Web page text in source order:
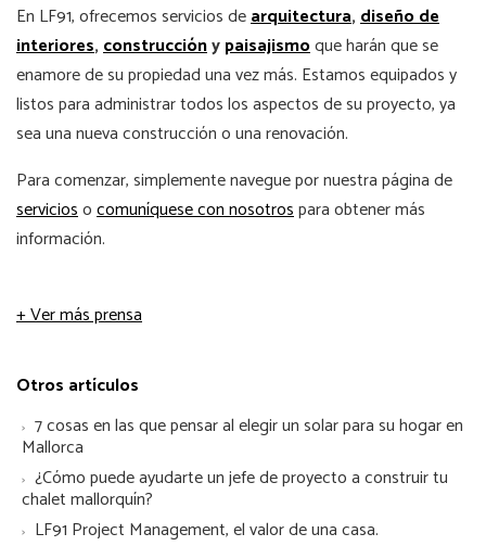
En LF91, ofrecemos servicios dearquitectura,diseño de
interiores,construcciónypaisajismoque harán que se
enamore de su propiedad una vez más. Estamos equipados y
listos para administrar todos los aspectos de su proyecto, ya
sea una nueva construcción o una renovación.
Para comenzar, simplemente navegue por nuestra página de
serviciosocomuníquese con nosotrospara obtener más
información.
+ Ver más prensa
Otros artículos
7 cosas en las que pensar al elegir un solar para su hogar en
Mallorca
¿Cómo puede ayudarte un jefe de proyecto a construir tu
chalet mallorquín?
LF91 Project Management, el valor de una casa.